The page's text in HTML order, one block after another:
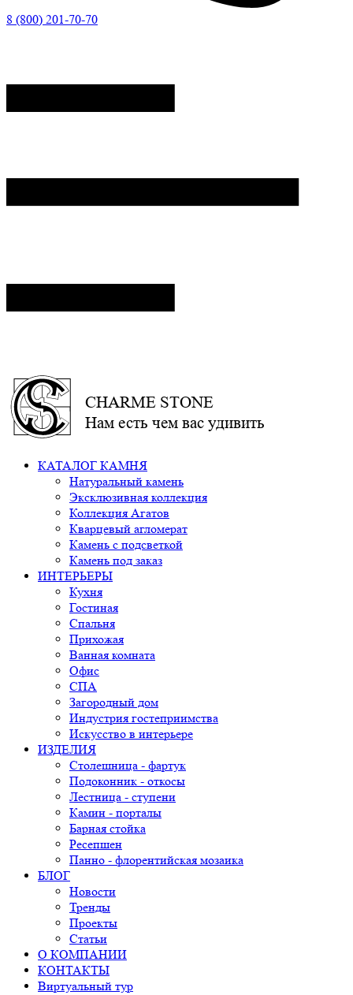
8 (800) 201-70-70
CHARME STONE
Нам есть чем вас удивить
КАТАЛОГ КАМНЯ
Натуральный камень
Эксклюзивная коллекция
Коллекция Агатов
Кварцевый агломерат
Камень с подсветкой
Камень под заказ
ИНТЕРЬЕРЫ
Кухня
Гостиная
Спальня
Прихожая
Ванная комната
Офис
СПА
Загородный дом
Индустрия гостеприимства
Искусство в интерьере
ИЗДЕЛИЯ
Столешница - фартук
Подоконник - откосы
Лестница - ступени
Камин - порталы
Барная стойка
Ресепшен
Панно - флорентийская мозаика
БЛОГ
Новости
Тренды
Проекты
Статьи
О КОМПАНИИ
КОНТАКТЫ
Виртуальный тур